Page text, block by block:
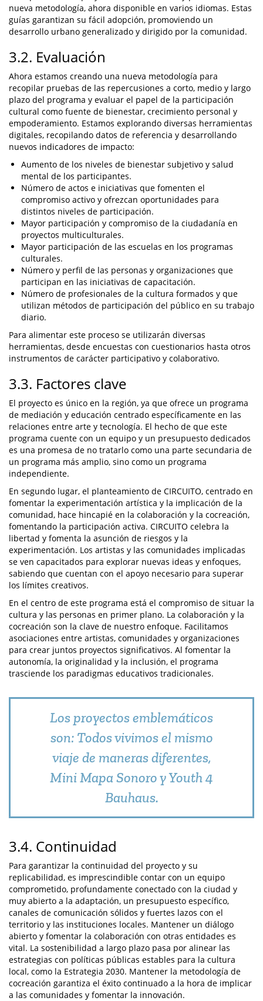
nueva metodología, ahora disponible en varios idiomas. Estas
guías garantizan su fácil adopción, promoviendo un
desarrollo urbano generalizado y dirigido por la comunidad.
3.2. Evaluación
Ahora estamos creando una nueva metodología para
recopilar pruebas de las repercusiones a corto, medio y largo
plazo del programa y evaluar el papel de la participación
cultural como fuente de bienestar, crecimiento personal y
empoderamiento. Estamos explorando diversas herramientas
digitales, recopilando datos de referencia y desarrollando
nuevos indicadores de impacto:
Aumento de los niveles de bienestar subjetivo y salud
mental de los participantes.
Número de actos e iniciativas que fomenten el
compromiso activo y ofrezcan oportunidades para
distintos niveles de participación.
Mayor participación y compromiso de la ciudadanía en
proyectos multiculturales.
Mayor participación de las escuelas en los programas
culturales.
Número y perfil de las personas y organizaciones que
participan en las iniciativas de capacitación.
Número de profesionales de la cultura formados y que
utilizan métodos de participación del público en su trabajo
diario.
Para alimentar este proceso se utilizarán diversas
herramientas, desde encuestas con cuestionarios hasta otros
instrumentos de carácter participativo y colaborativo.
3.3. Factores clave
El proyecto es único en la región, ya que ofrece un programa
de mediación y educación centrado específicamente en las
relaciones entre arte y tecnología. El hecho de que este
programa cuente con un equipo y un presupuesto dedicados
es una promesa de no tratarlo como una parte secundaria de
un programa más amplio, sino como un programa
independiente.
En segundo lugar, el planteamiento de CIRCUITO, centrado en
fomentar la experimentación artística y la implicación de la
comunidad, hace hincapié en la colaboración y la cocreación,
fomentando la participación activa. CIRCUITO celebra la
libertad y fomenta la asunción de riesgos y la
experimentación. Los artistas y las comunidades implicadas
se ven capacitados para explorar nuevas ideas y enfoques,
sabiendo que cuentan con el apoyo necesario para superar
los límites creativos.
En el centro de este programa está el compromiso de situar la
cultura y las personas en primer plano. La colaboración y la
cocreación son la clave de nuestro enfoque. Facilitamos
asociaciones entre artistas, comunidades y organizaciones
para crear juntos proyectos significativos. Al fomentar la
autonomía, la originalidad y la inclusión, el programa
trasciende los paradigmas educativos tradicionales.
Los proyectos emblemáticos
son: Todos vivimos el mismo
viaje de maneras diferentes,
Mini Mapa Sonoro y Youth 4
Bauhaus.
3.4. Continuidad
Para garantizar la continuidad del proyecto y su
replicabilidad, es imprescindible contar con un equipo
comprometido, profundamente conectado con la ciudad y
muy abierto a la adaptación, un presupuesto específico,
canales de comunicación sólidos y fuertes lazos con el
territorio y las instituciones locales. Mantener un diálogo
abierto y fomentar la colaboración con otras entidades es
vital. La sostenibilidad a largo plazo pasa por alinear las
estrategias con políticas públicas estables para la cultura
local, como la Estrategia 2030. Mantener la metodología de
cocreación garantiza el éxito continuado a la hora de implicar
a las comunidades y fomentar la innovación.